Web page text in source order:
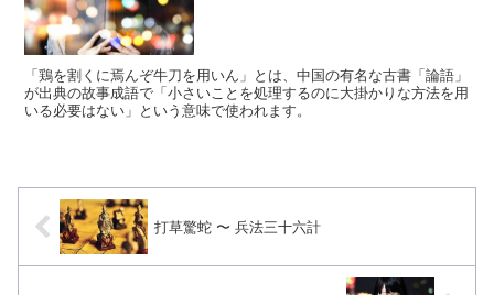
「鶏を割くに焉んぞ牛刀を用いん」とは、中国の有名な古書「論語」
が出典の故事成語で「小さいことを処理するのに大掛かりな方法を用
いる必要はない」という意味で使われます。
打草驚蛇 〜 兵法三十六計